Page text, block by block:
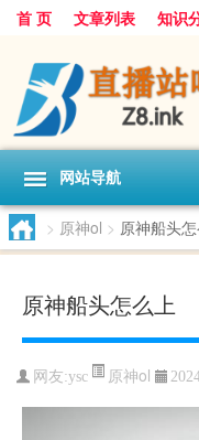
首 页 文章列表 知识
网站导航
> 原神ol > 原神船头
原神船头怎么上
网友:ysc 原神ol